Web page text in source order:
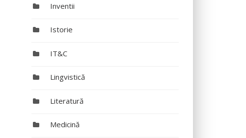
Inventii
Istorie
IT&C
Lingvistică
Literatură
Medicină